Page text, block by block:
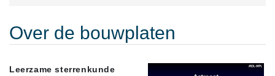
Over de bouwplaten
Leerzame sterrenkunde